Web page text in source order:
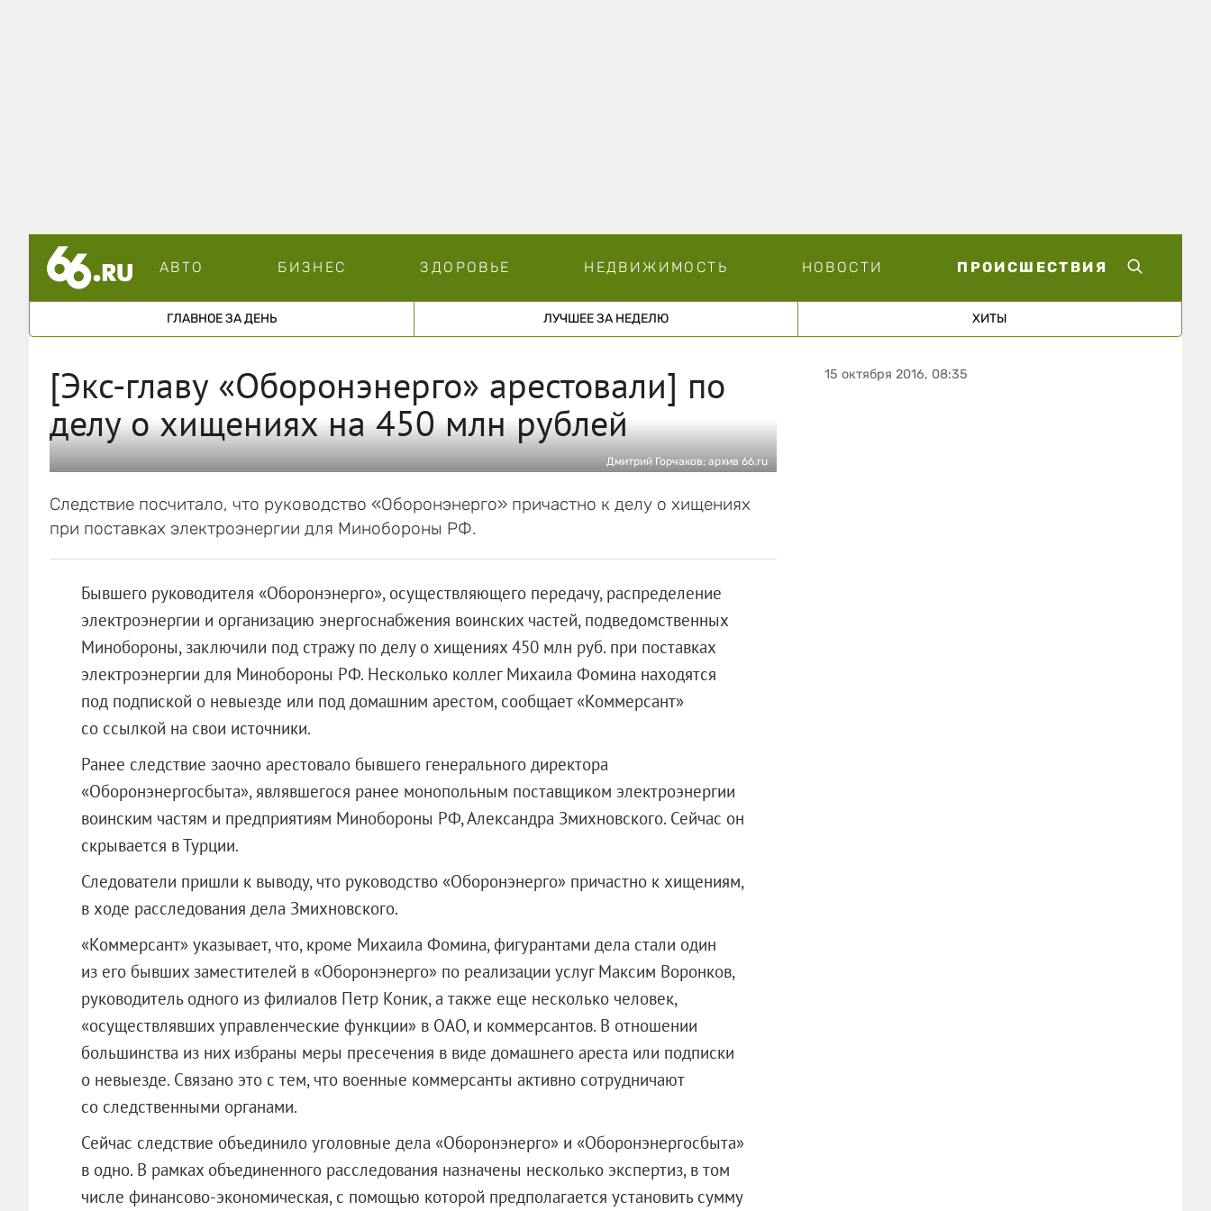
АВТО БИЗНЕС ЗДОРОВЬЕ НЕДВИЖИМОСТЬ НОВОСТИ ПРОИСШЕСТВИЯ
ГЛАВНОЕ ЗА ДЕНЬ ЛУЧШЕЕ ЗА НЕДЕЛЮ ХИТЫ
[Экс-главу «Оборонэнерго» арестовали] по
делу о хищениях на 450 млн рублей
Дмитрий Горчаков; архив 66.ru
Следствие посчитало, что руководство «Оборонэнерго» причастно к делу о хищениях
при поставках электроэнергии для Минобороны РФ.
Бывшего руководителя «Оборонэнерго», осуществляющего передачу, распределение
электроэнергии и организацию энергоснабжения воинских частей, подведомственных
Минобороны, заключили под стражу по делу о хищениях 450 млн руб. при поставках
электроэнергии для Минобороны РФ. Несколько коллег Михаила Фомина находятся
под подпиской о невыезде или под домашним арестом, сообщает «Коммерсант»
со ссылкой на свои источники.
Ранее следствие заочно арестовало бывшего генерального директора
«Оборонэнергосбыта», являвшегося ранее монопольным поставщиком электроэнергии
воинским частям и предприятиям Минобороны РФ, Александра Змихновского. Сейчас он
скрывается в Турции.
Следователи пришли к выводу, что руководство «Оборонэнерго» причастно к хищениям,
в ходе расследования дела Змихновского.
«Коммерсант» указывает, что, кроме Михаила Фомина, фигурантами дела стали один
из его бывших заместителей в «Оборонэнерго» по реализации услуг Максим Воронков,
руководитель одного из филиалов Петр Коник, а также еще несколько человек,
«осуществлявших управленческие функции» в ОАО, и коммерсантов. В отношении
большинства из них избраны меры пресечения в виде домашнего ареста или подписки
о невыезде. Связано это с тем, что военные коммерсанты активно сотрудничают
со следственными органами.
Сейчас следствие объединило уголовные дела «Оборонэнерго» и «Оборонэнергосбыта»
в одно. В рамках объединенного расследования назначены несколько экспертиз, в том
числе финансово-экономическая, с помощью которой предполагается установить сумму
15 октября 2016, 08:35